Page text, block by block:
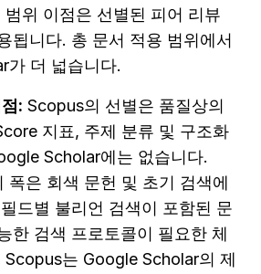
위 이점은 선별된 피어 리뷰
됩니다. 총 문서 적용 범위에서
가 더 넓습니다.
: Scopus의 선별은 품질상의
지표, 주제 분류 및 구조화
Scholar에는 없습니다.
폭은 회색 문헌 및 초기 검색에
드별 불리언 검색이 포함된 문
한 검색 프로토콜이 필요한 체
Scopus는 Google Scholar의 제